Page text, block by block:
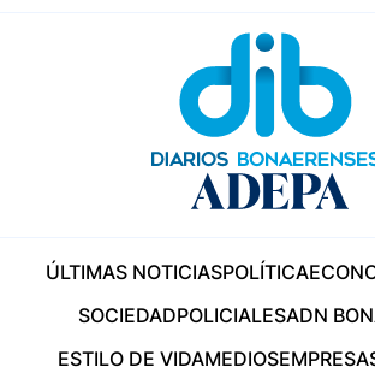
ÚLTIMAS NOTICIASPOLÍTICA
SOCIEDADPOLICIALESADN
ESTILO DE VIDAMEDIOS